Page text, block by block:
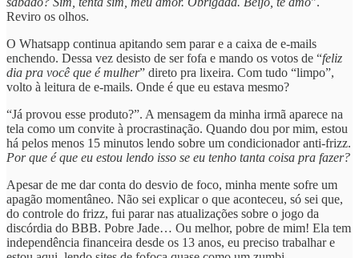
Reviro os olhos.
O Whatsapp continua apitando sem parar e a caixa de e-mails
enchendo. Dessa vez desisto de ser fofa e mando os votos de “feliz
dia pra você que é mulher” direto pra lixeira. Com tudo “limpo”,
volto à leitura de e-mails. Onde é que eu estava mesmo?
“Já provou esse produto?”. A mensagem da minha irmã aparece na
tela como um convite à procrastinação. Quando dou por mim, estou
há pelos menos 15 minutos lendo sobre um condicionador anti-frizz.
Por que é que eu estou lendo isso se eu tenho tanta coisa pra fazer?
Apesar de me dar conta do desvio de foco, minha mente sofre um
apagão momentâneo. Não sei explicar o que aconteceu, só sei que,
do controle do frizz, fui parar nas atualizações sobre o jogo da
discórdia do BBB. Pobre Jade… Ou melhor, pobre de mim! Ela tem
independência financeira desde os 13 anos, eu preciso trabalhar e